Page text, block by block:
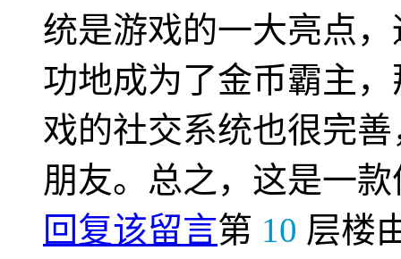
统是游戏的一大亮点
功地成为了金币霸主
戏的社交系统也很完
朋友。总之，这是一
回复该留言第 10 层楼